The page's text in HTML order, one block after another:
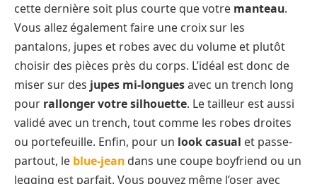
cette dernière soit plus courte que votre manteau.
Vous allez également faire une croix sur les
pantalons, jupes et robes avec du volume et plutôt
choisir des pièces près du corps. L’idéal est donc de
miser sur des jupes mi-longuesavec un trench long
pour rallonger votre silhouette. Le tailleur est aussi
validé avec un trench, tout comme les robes droites
ou portefeuille. Enfin, pour un look casual et passe-
partout, le blue-jean dans une coupe boyfriend ou un
legging est parfait. Vous pouvez même l’oser avec